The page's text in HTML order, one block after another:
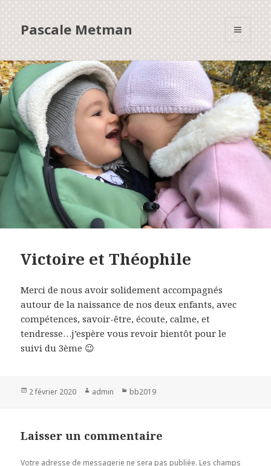
Pascale Metman
MENU
ET
WIDGETS
Victoire et Théophile
Merci de nous avoir solidement accompagnés
autour de la naissance de nos deux enfants, avec
compétences, savoir-être, écoute, calme, et
tendresse…j’espère vous revoir bientôt pour le
suivi du 3ème 😉
Publié
2 février 2020 Auteur
admin Catégories
bb2019
Laisser un commentaire
Votre adresse de messagerie ne sera pas publiée. Les champs